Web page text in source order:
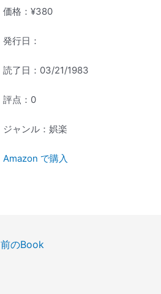
価格：¥380
発行日：
読了日：03/21/1983
評点：0
ジャンル：娯楽
Amazon で購入
前のBook